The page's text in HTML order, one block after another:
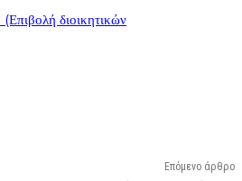
διοικητικών
Επόμενο άρθρο